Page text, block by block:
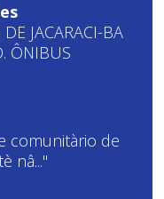
JACARACI-BA
ÔNIBUS
comunitàrio de
nâ..."